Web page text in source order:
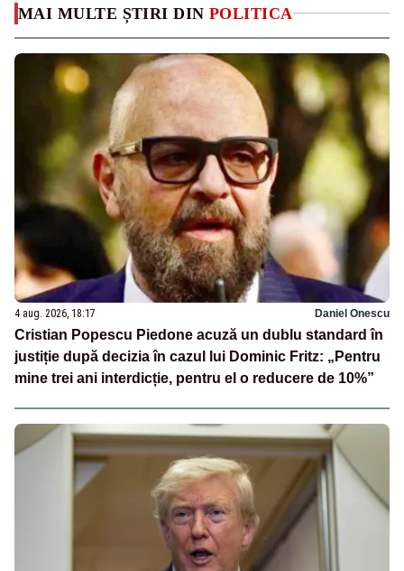
MAI MULTE ȘTIRI DIN POLITICA
4 aug. 2026, 18:17 Daniel Onescu
Cristian Popescu Piedone acuză un dublu standard în
justiție după decizia în cazul lui Dominic Fritz: „Pentru
mine trei ani interdicție, pentru el o reducere de 10%”